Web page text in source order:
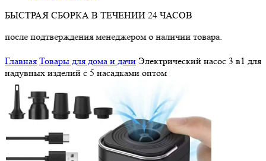
БЫСТРАЯ СБОРКА В ТЕЧЕНИИ 24 ЧАСОВ
менеджером о наличии товара.
Главная Товары для дома и дачи Электрический насос 3 в1 для
надувных изделий с 5 насадками оптом